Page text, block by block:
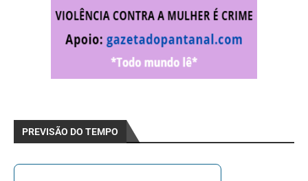
PREVISÃO DO TEMPO